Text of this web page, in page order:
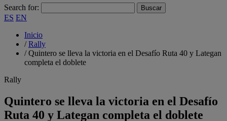
Search for:
ES EN
Inicio
/Rally
/Quintero se lleva la victoria en el Desafío Ruta 40 y Lategan
completa el doblete
Rally
Quintero se lleva la victoria en el Desafío
Ruta 40 y Lategan completa el doblete